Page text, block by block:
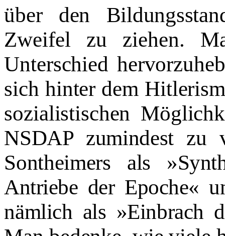
über den
Zweifel zu ziehen.
Unterschied
sich hinter dem
sozialistischen
NSDAP zumindest zu
Sontheimers als
Antriebe der Epoche«
nämlich als »Einbrach